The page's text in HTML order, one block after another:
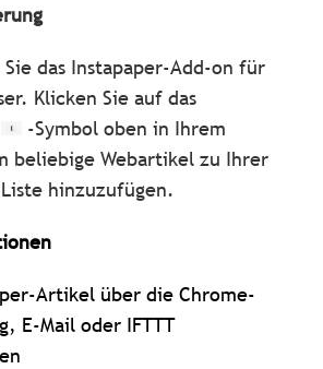
das Instapaper-Add-on für
Klicken Sie auf das
-Symbol oben in Ihrem
beliebige Webartikel zu Ihrer
hinzuzufügen.
Artikel über die Chrome-
E-Mail oder IFTTT